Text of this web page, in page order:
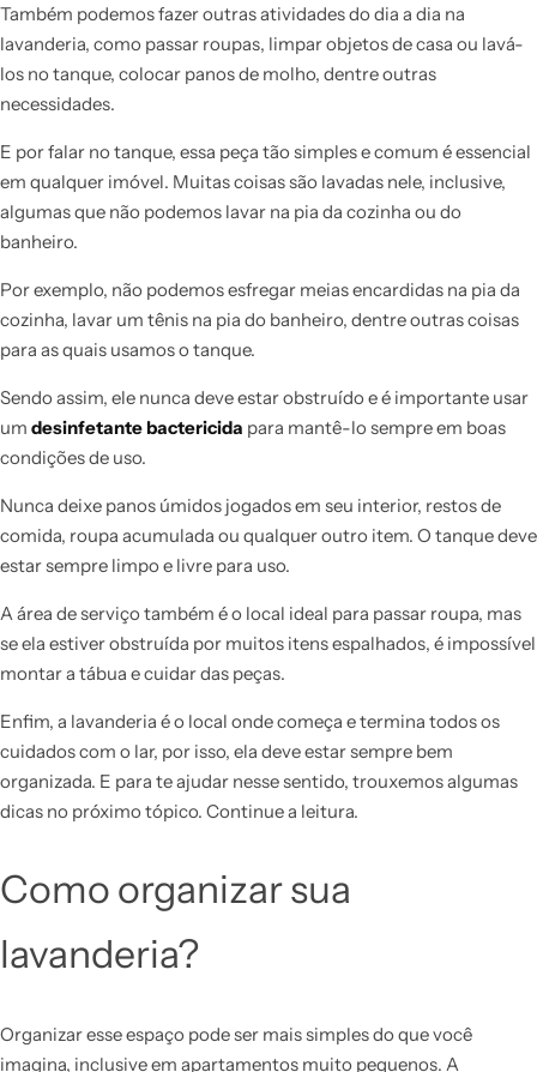
Também podemos fazer outras atividades do dia a dia na
lavanderia, como passar roupas, limpar objetos de casa ou lavá-
los no tanque, colocar panos de molho, dentre outras
necessidades.
E por falar no tanque, essa peça tão simples e comum é essencial
em qualquer imóvel. Muitas coisas são lavadas nele, inclusive,
algumas que não podemos lavar na pia da cozinha ou do
banheiro.
Por exemplo, não podemos esfregar meias encardidas na pia da
cozinha, lavar um tênis na pia do banheiro, dentre outras coisas
para as quais usamos o tanque.
Sendo assim, ele nunca deve estar obstruído e é importante usar
um desinfetante bactericida para mantê-lo sempre em boas
condições de uso.
Nunca deixe panos úmidos jogados em seu interior, restos de
comida, roupa acumulada ou qualquer outro item. O tanque deve
estar sempre limpo e livre para uso.
A área de serviço também é o local ideal para passar roupa, mas
se ela estiver obstruída por muitos itens espalhados, é impossível
montar a tábua e cuidar das peças.
Enfim, a lavanderia é o local onde começa e termina todos os
cuidados com o lar, por isso, ela deve estar sempre bem
organizada. E para te ajudar nesse sentido, trouxemos algumas
dicas no próximo tópico. Continue a leitura.
Como organizar sua
lavanderia?
Organizar esse espaço pode ser mais simples do que você
imagina, inclusive em apartamentos muito pequenos. A